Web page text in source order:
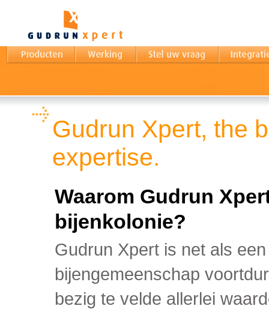
Gudrun Xpert, the
expertise.
Waarom Gudrun
bijenkolonie?
Gudrun Xpert is net als een
bijengemeenschap
bezig te velde allerlei